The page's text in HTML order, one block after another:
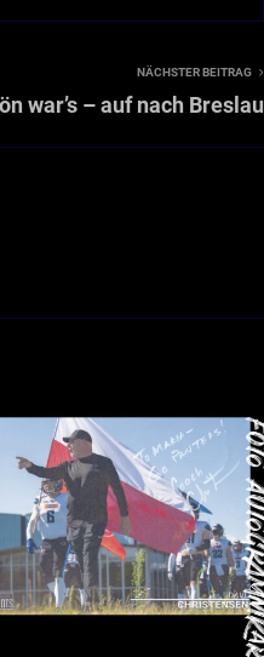
NÄCHSTER BEITRAG
war’s – auf nach Breslau